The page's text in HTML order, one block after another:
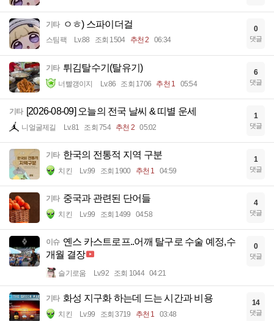
기타 ㅇㅎ) 스파이더걸
스팀팩 Lv.88 조회 1504 추천 2 06:34
0
댓글
기타 튀김탈수기(탈유기)
너빨갱이지 Lv.86 조회 1706 추천 1 05:54
6
댓글
기타 [2026-08-09] 오늘의 전국 날씨 & 띠별 운세
니얼굴제길 Lv.81 조회 754 추천 2 05:02
1
댓글
기타 한국의 전통적 지역 구분
치킨 Lv.99 조회 1900 추천 1 04:59
1
댓글
기타 중국과 관련된 단어들
치킨 Lv.99 조회 1499 04:58
4
댓글
이슈 옌스 카스트로프..어깨 탈구로 수술 예정,수
개월 결장
슬기로움 Lv.92 조회 1044 04:21
0
댓글
기타 화성 지구화 하는데 드는 시간과 비용
치킨 Lv.99 조회 3719 추천 1 03:48
14
댓글